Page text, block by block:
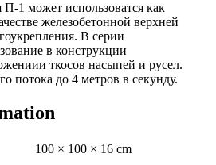
1 может использоватся как
железобетонной верхней
В серии
в конструкции
ткосов насыпей и русел.
потока до 4 метров в секунду.
100 × 100 × 16 cm